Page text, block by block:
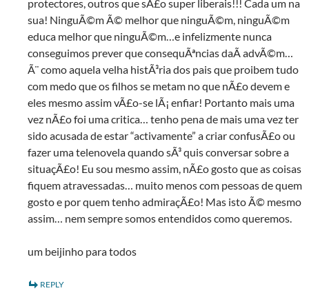
protectores, outros que sÃ£o super liberais!!! Cada um na
sua! NinguÃ©m Ã© melhor que ninguÃ©m, ninguÃ©m
educa melhor que ninguÃ©m…e infelizmente nunca
conseguimos prever que consequÃªncias daÃ­ advÃ©m…
Ã¨ como aquela velha histÃ³ria dos pais que proibem tudo
com medo que os filhos se metam no que nÃ£o devem e
eles mesmo assim vÃ£o-se lÃ¡ enfiar! Portanto mais uma
vez nÃ£o foi uma critica… tenho pena de mais uma vez ter
sido acusada de estar “activamente” a criar confusÃ£o ou
fazer uma telenovela quando sÃ³ quis conversar sobre a
situaçÃ£o! Eu sou mesmo assim, nÃ£o gosto que as coisas
fiquem atravessadas… muito menos com pessoas de quem
gosto e por quem tenho admiraçÃ£o! Mas isto Ã© mesmo
assim… nem sempre somos entendidos como queremos.
um beijinho para todos
REPLY